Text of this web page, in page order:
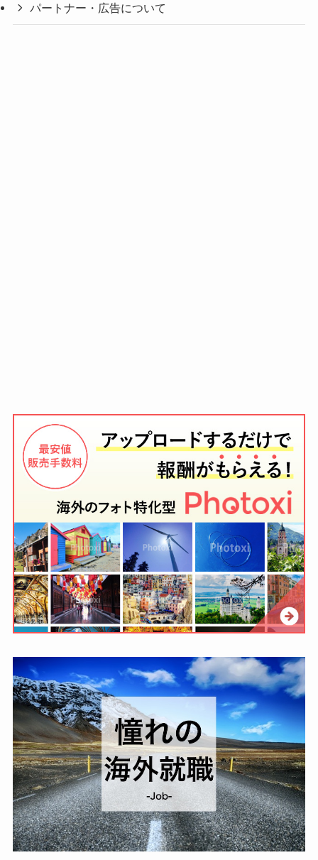
パートナー・広告について